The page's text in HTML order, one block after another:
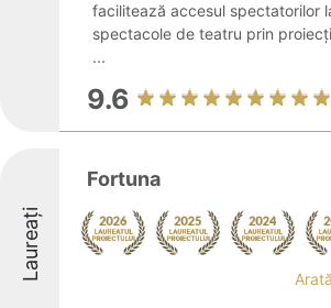
facilitează accesul spectatorilor
spectacole de teatru prin
...
9.6
Laureați
Fortuna